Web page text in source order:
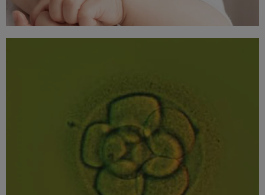
esfuerzo y cariño que habéis puesto en hacer posible nuestro
sueño. Hoy en nuestra visita la emoción de saber y
comprobar que todo esta bien no nos ha permitido estar el
tiempo necesario para daros las gracias como debiéramos y
aunque sea por este medio queríamos hacer hincapié en lo
fácil y lo humano que lo habéis hecho
Agradeceros a todos el esfuerzo y dedicación para hacer
posible que personas con nuestras dificultades cumplan sus